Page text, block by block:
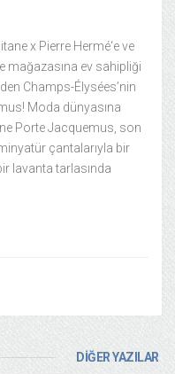
x Pierre Hermé‘e ve
mağazasına ev sahipliği
Champs-Élysées’nin
Moda dünyasına
Porte Jacquemus, son
çantalarıyla bir
lavanta tarlasında
DİĞER YAZILAR